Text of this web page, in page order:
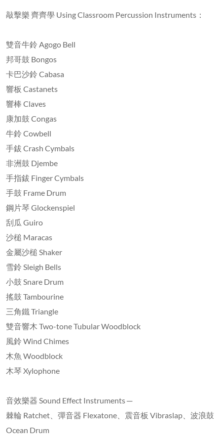
敲擊樂 齊齊學 Using Classroom Percussion Instruments：
雙音牛鈴 Agogo Bell
邦哥鼓 Bongos
卡巴沙鈴 Cabasa
響板 Castanets
響棒 Claves
康加鼓 Congas
牛鈴 Cowbell
手鈸 Crash Cymbals
非洲鼓 Djembe
手指鈸 Finger Cymbals
手鼓 Frame Drum
鋼片琴 Glockenspiel
刮瓜 Guiro
沙槌 Maracas
金屬沙槌 Shaker
雪鈴 Sleigh Bells
小鼓 Snare Drum
搖鼓 Tambourine
三角鐵 Triangle
雙音響木 Two-tone Tubular Woodblock
風鈴 Wind Chimes
木魚 Woodblock
木琴 Xylophone
音效樂器 Sound Effect Instruments ─
棘輪 Ratchet、彈音器 Flexatone、震音板 Vibraslap、波浪鼓
Ocean Drum